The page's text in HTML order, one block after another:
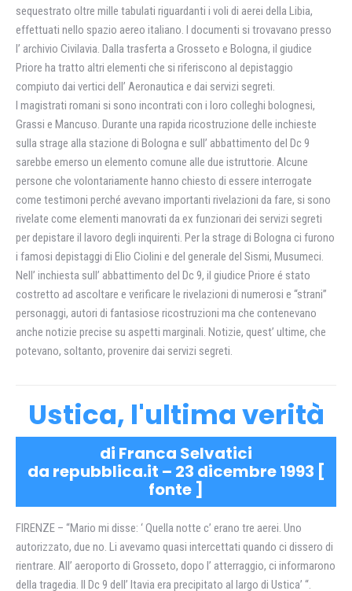
sequestrato oltre mille tabulati riguardanti i voli di aerei della Libia,
effettuati nello spazio aereo italiano. I documenti si trovavano presso
l’ archivio Civilavia. Dalla trasferta a Grosseto e Bologna, il giudice
Priore ha tratto altri elementi che si riferiscono al depistaggio
compiuto dai vertici dell’ Aeronautica e dai servizi segreti.
I magistrati romani si sono incontrati con i loro colleghi bolognesi,
Grassi e Mancuso. Durante una rapida ricostruzione delle inchieste
sulla strage alla stazione di Bologna e sull’ abbattimento del Dc 9
sarebbe emerso un elemento comune alle due istruttorie. Alcune
persone che volontariamente hanno chiesto di essere interrogate
come testimoni perché avevano importanti rivelazioni da fare, si sono
rivelate come elementi manovrati da ex funzionari dei servizi segreti
per depistare il lavoro degli inquirenti. Per la strage di Bologna ci furono
i famosi depistaggi di Elio Ciolini e del generale del Sismi, Musumeci.
Nell’ inchiesta sull’ abbattimento del Dc 9, il giudice Priore é stato
costretto ad ascoltare e verificare le rivelazioni di numerosi e “strani”
personaggi, autori di fantasiose ricostruzioni ma che contenevano
anche notizie precise su aspetti marginali. Notizie, quest’ ultime, che
potevano, soltanto, provenire dai servizi segreti.
Ustica, l'ultima verità
di Franca Selvatici
da repubblica.it – 23 dicembre 1993 [
fonte ]
FIRENZE – “Mario mi disse: ‘ Quella notte c’ erano tre aerei. Uno
autorizzato, due no. Li avevamo quasi intercettati quando ci dissero di
rientrare. All’ aeroporto di Grosseto, dopo l’ atterraggio, ci informarono
della tragedia. Il Dc 9 dell’ Itavia era precipitato al largo di Ustica’ “.